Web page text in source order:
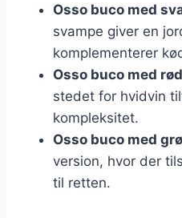
Osso buco med
svampe giver en
komplementerer
Osso buco med
stedet for hvidvin
kompleksitet.
Osso buco med
version, hvor der
til retten.